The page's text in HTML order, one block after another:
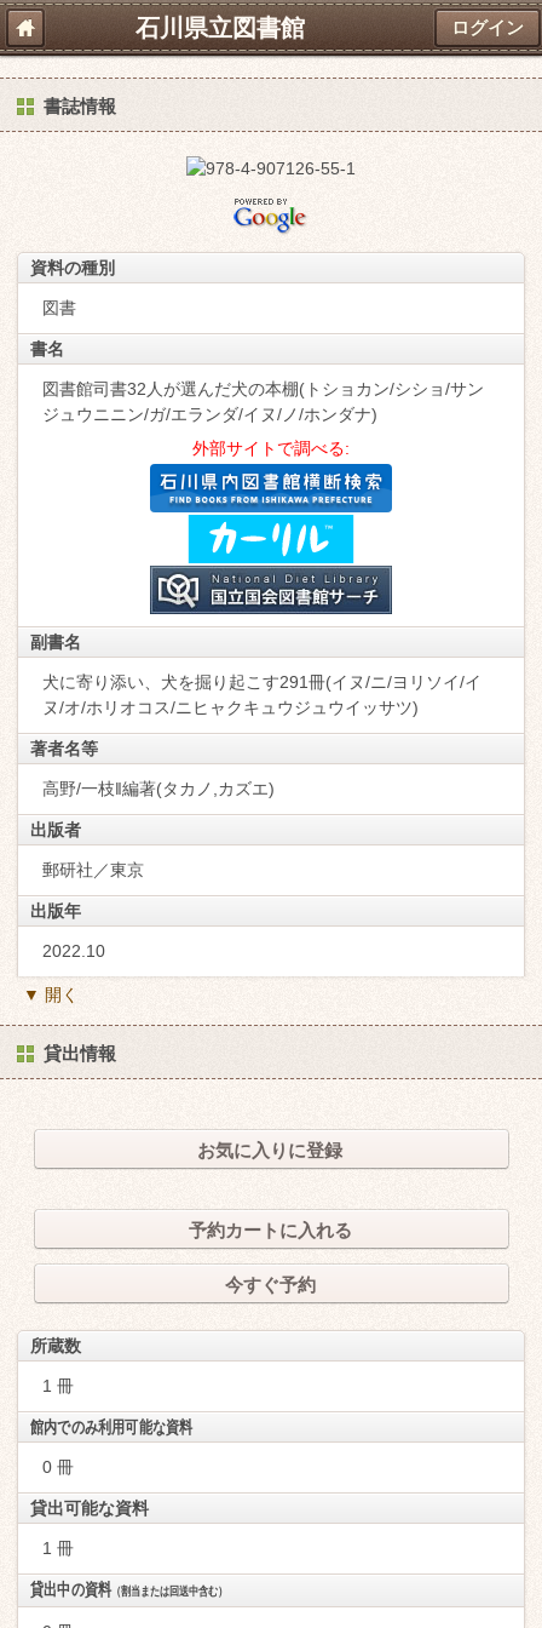
石川県立図書館 ログイン
書誌情報
資料の種別
図書
書名
図書館司書32人が選んだ犬の本棚(トショカン/シショ/サン
ジュウニニン/ガ/エランダ/イヌ/ノ/ホンダナ)
外部サイトで調べる:
副書名
犬に寄り添い、犬を掘り起こす291冊(イヌ/ニ/ヨリソイ/イ
ヌ/オ/ホリオコス/ニヒャクキュウジュウイッサツ)
著者名等
高野/一枝‖編著(タカノ,カズエ)
出版者
郵研社／東京
出版年
2022.10
▼ 開く
貸出情報
お気に入りに登録
予約カートに入れる
今すぐ予約
所蔵数
1 冊
館内でのみ利用可能な資料
0 冊
貸出可能な資料
1 冊
貸出中の資料（割当または回送中含む）